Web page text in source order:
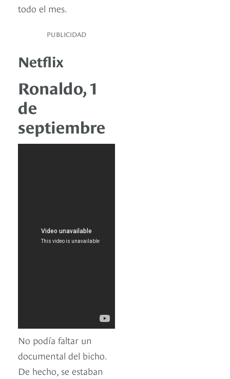
todo el mes.
PUBLICIDAD
Netflix
Ronaldo, 1
de
septiembre
No podía faltar un
documental del bicho.
De hecho, se estaban